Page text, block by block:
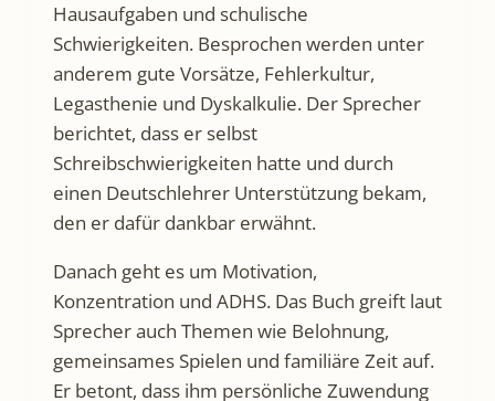
Hausaufgaben und schulische
Schwierigkeiten. Besprochen werden unter
anderem gute Vorsätze, Fehlerkultur,
Legasthenie und Dyskalkulie. Der Sprecher
berichtet, dass er selbst
Schreibschwierigkeiten hatte und durch
einen Deutschlehrer Unterstützung bekam,
den er dafür dankbar erwähnt.
Danach geht es um Motivation,
Konzentration und ADHS. Das Buch greift laut
Sprecher auch Themen wie Belohnung,
gemeinsames Spielen und familiäre Zeit auf.
Er betont, dass ihm persönliche Zuwendung